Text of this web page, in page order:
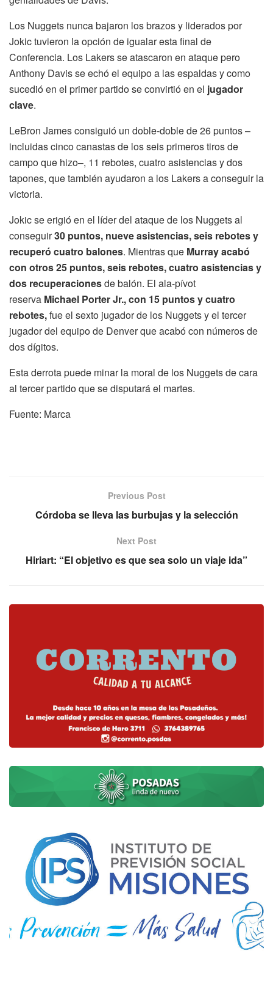
Los Nuggets nunca bajaron los brazos y liderados por
Jokic tuvieron la opción de igualar esta final de
Conferencia. Los Lakers se atascaron en ataque pero
Anthony Davis se echó el equipo a las espaldas y como
sucedió en el primer partido se convirtió en el jugador
clave.
LeBron James consiguió un doble-doble de 26 puntos –
incluidas cinco canastas de los seis primeros tiros de
campo que hizo–, 11 rebotes, cuatro asistencias y dos
tapones, que también ayudaron a los Lakers a conseguir la
victoria.
Jokic se erigió en el líder del ataque de los Nuggets al
conseguir30 puntos, nueve asistencias, seis rebotes y
recuperó cuatro balones. Mientras que Murray acabó
con otros 25 puntos, seis rebotes, cuatro asistencias y
dos recuperacionesde balón. El ala-pívot
reserva Michael Porter Jr., con 15 puntos y cuatro
rebotes,fue el sexto jugador de los Nuggets y el tercer
jugador del equipo de Denver que acabó con números de
dos dígitos.
Esta derrota puede minar la moral de los Nuggets de cara
al tercer partido que se disputará el martes.
Fuente: Marca
Previous Post
Córdoba se lleva las burbujas y la selección
Next Post
Hiriart: “El objetivo es que sea solo un viaje ida”